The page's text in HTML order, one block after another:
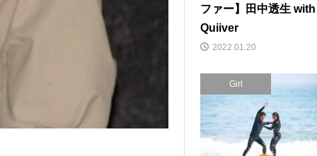
ファー】田中透生 with
Quiiver
2022.01.20
Girl